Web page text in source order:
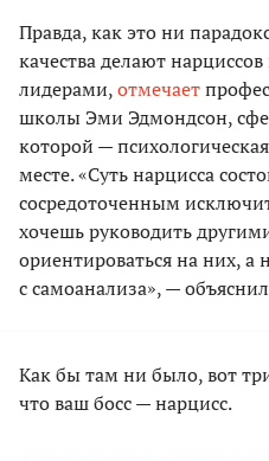
Правда, как это ни
качества делают
лидерами,отмечает
школы Эми Эдмондсон,
которой —
месте. «Суть нарцисса
сосредоточенным
хочешь руководить
ориентироваться на них, а
с самоанализа», —
Как бы там ни было, вот
что ваш босс — нарцисс.